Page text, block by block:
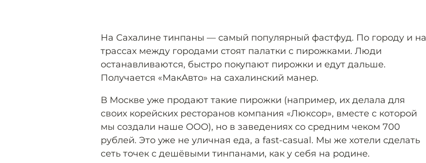
На Сахалине тинпаны — самый популярный фастфуд. По городу и на
трассах между городами стоят палатки с пирожками. Люди
останавливаются, быстро покупают пирожки и едут дальше.
Получается «МакАвто» на сахалинский манер.
В Москве уже продают такие пирожки (например, их делала для
своих корейских ресторанов компания «Люксор», вместе с которой
мы создали наше ООО), но в заведениях со средним чеком 700
рублей. Это уже не уличная еда, а fast-casual. Мы же хотели сделать
сеть точек с дешёвыми тинпанами, как у себя на родине.